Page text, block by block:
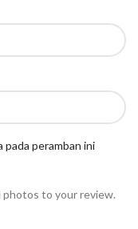
pada peramban ini
photos to your review.